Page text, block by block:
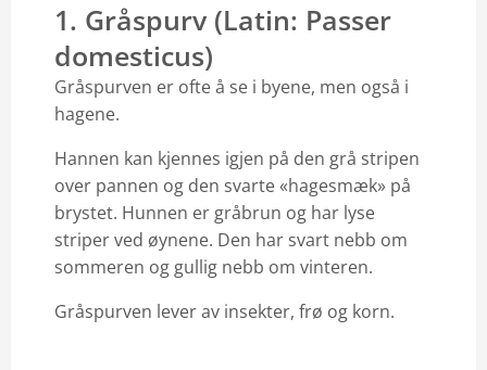
1. Gråspurv (Latin: Passer
domesticus)
Gråspurven er ofte å se i byene, men også i
hagene.
Hannen kan kjennes igjen på den grå stripen
over pannen og den svarte «hagesmæk» på
brystet. Hunnen er gråbrun og har lyse
striper ved øynene. Den har svart nebb om
sommeren og gullig nebb om vinteren.
Gråspurven lever av insekter, frø og korn.